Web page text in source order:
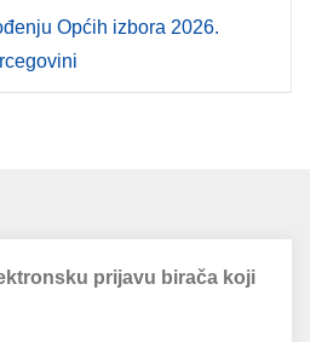
Općih izbora 2026.
prijavu birača koji